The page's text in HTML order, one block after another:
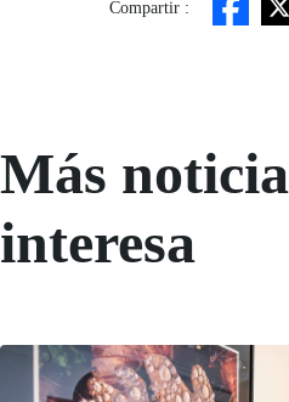
Compartir :
Más
interesa